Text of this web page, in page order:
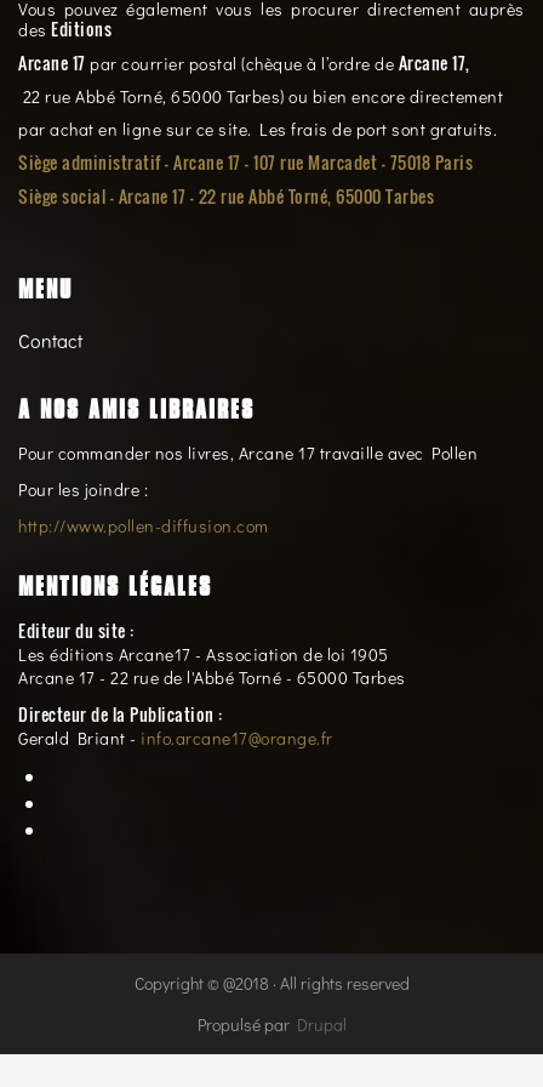
Vous pouvez également vous les procurer directement auprès
des Editions
Arcane 17 par courrier postal (chèque à l’ordre de Arcane 17,
22 rue Abbé Torné, 65000 Tarbes) ou bien encore directement
par achat en ligne sur ce site. Les frais de port sont gratuits.
Siège administratif - Arcane 17 - 107 rue Marcadet - 75018 Paris
Siège social -Arcane 17 - 22 rue Abbé Torné, 65000 Tarbes
MENU
Contact
A NOS AMIS LIBRAIRES
Pour commander nos livres, Arcane 17 travaille avec Pollen
Pour les joindre :
http://www.pollen-diffusion.com
MENTIONS LÉGALES
Editeur du site :
Les éditions Arcane17 - Association de loi 1905
Arcane 17 - 22 rue de l'Abbé Torné - 65000 Tarbes
Directeur de la Publication :
Gerald Briant - info.arcane17@orange.fr
Copyright © @2018 · All rights reserved
Propulsé par Drupal